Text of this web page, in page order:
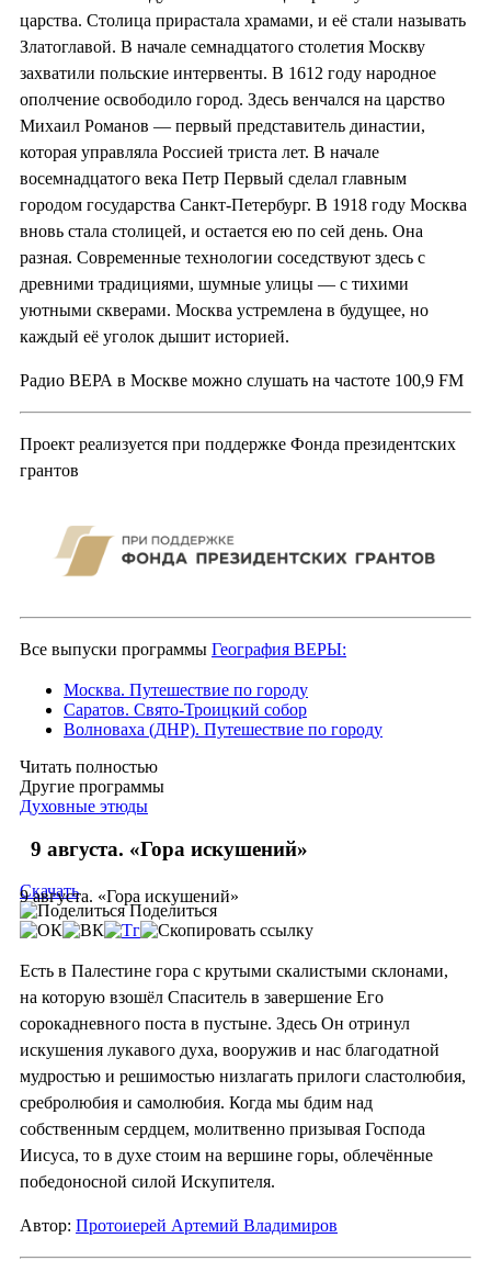
царства. Столица прирастала храмами, и её стали называть
Златоглавой. В начале семнадцатого столетия Москву
захватили польские интервенты. В 1612 году народное
ополчение освободило город. Здесь венчался на царство
Михаил Романов — первый представитель династии,
которая управляла Россией триста лет. В начале
восемнадцатого века Петр Первый сделал главным
городом государства Санкт-Петербург. В 1918 году Москва
вновь стала столицей, и остается ею по сей день. Она
разная. Современные технологии соседствуют здесь с
древними традициями, шумные улицы — с тихими
уютными скверами. Москва устремлена в будущее, но
каждый её уголок дышит историей.
Радио ВЕРА в Москве можно слушать на частоте 100,9 FM
Проект реализуется при поддержке Фонда президентских
грантов
Все выпуски программы География ВЕРЫ:
Москва. Путешествие по городу
Саратов. Свято-Троицкий собор
Волноваха (ДНР). Путешествие по городу
Читать полностью
Другие программы
Духовные этюды
9 августа. «Гора искушений»
9 августа. «Гора искушений»
Скачать
Поделиться
Есть в Палестине гора с крутыми скалистыми склонами,
на которую взошёл Спаситель в завершение Его
сорокадневного поста в пустыне. Здесь Он отринул
искушения лукавого духа, вооружив и нас благодатной
мудростью и решимостью низлагать прилоги сластолюбия,
сребролюбия и самолюбия. Когда мы бдим над
собственным сердцем, молитвенно призывая Господа
Иисуса, то в духе стоим на вершине горы, облечённые
победоносной силой Искупителя.
Автор: Протоиерей Артемий Владимиров